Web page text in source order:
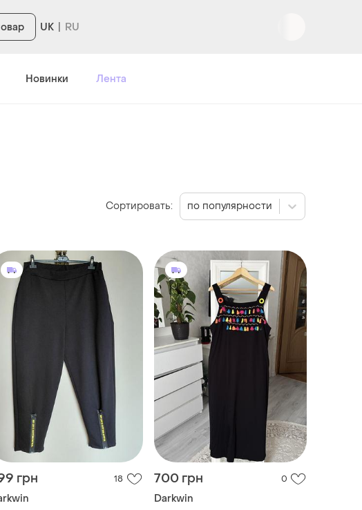
UK
Новинки Лента
грн 18 700 грн 0
Darkwin
Сортировать: по популярности